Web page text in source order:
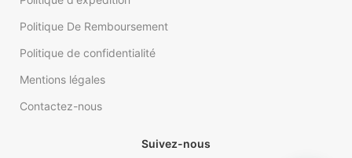
Politique De Remboursement
Politique de confidentialité
Mentions légales
Contactez-nous
Suivez-nous